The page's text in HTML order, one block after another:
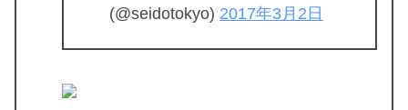
(@seidotokyo) 2017年3月2日